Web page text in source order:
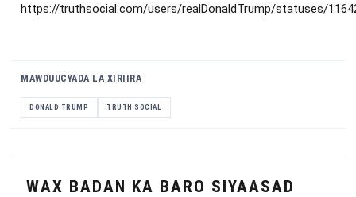
https://truthsocial.com/users/realDonaldTrump/statuses/
MAWDUUCYADA LA XIRIIRA
DONALD TRUMP TRUTH SOCIAL
WAX BADAN KA BARO SIYAASAD